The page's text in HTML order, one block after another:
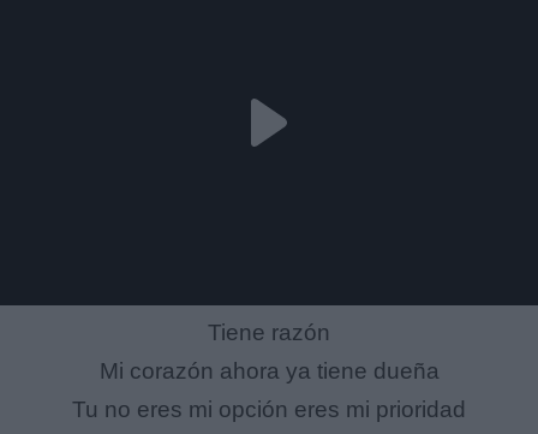
Tiene razón
Mi corazón ahora ya tiene dueña
Tu no eres mi opción eres mi prioridad